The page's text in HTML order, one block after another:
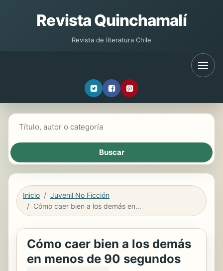
Revista Quinchamalí
Revista de literatura Chile
Inicio
Juvenil No Ficción
Cómo caer bien a los demás en menos de 90 segundos
Cómo caer bien a los demás
en menos de 90 segundos